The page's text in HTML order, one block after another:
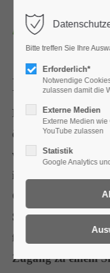
Für den
Konto
an:
Benutzername
Register| Lost your
Liste der
Bei der Vergabe
öffentliche Hand
verlangt, der die
im Bereich
Gesundheitsschutz
SylvaTOP-
für die
Zugang zu einem
Bitte treffen Sie Ihre
Erforderlich*
Notwendige
zulassen damit die
Externe Medien
Externe Medien
YouTube zulassen
Statistik
Google Analytics